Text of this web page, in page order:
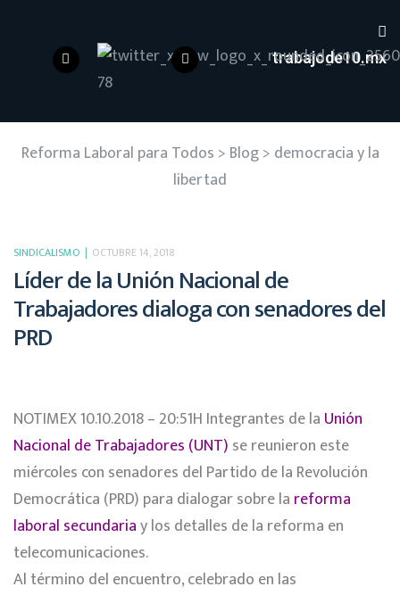
trabajode10.mx
Reforma Laboral para Todos > Blog> democracia y la
libertad
SINDICALISMO OCTUBRE 14, 2018
Líder de la Unión Nacional de
Trabajadores dialoga con senadores del
PRD
NOTIMEX 10.10.2018 – 20:51H Integrantes de la Unión
Nacional de Trabajadores (UNT) se reunieron este
miércoles con senadores del Partido de la Revolución
Democrática (PRD) para dialogar sobre la reforma
laboral secundariay los detalles de la reforma en
telecomunicaciones.
Al término del encuentro, celebrado en las